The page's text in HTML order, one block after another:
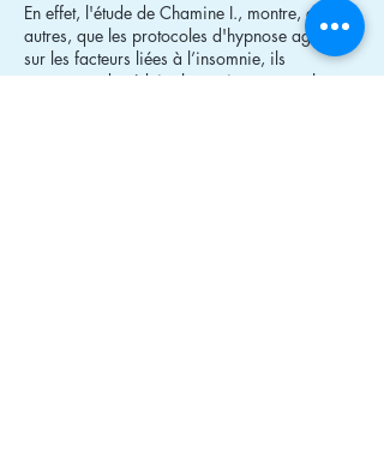
En effet, l'étude de Chamine I., montre, entre
autres, que les protocoles d'hypnose agissent
sur les facteurs liées à l’insomnie, ils
permettent de réduire la tension au coucher et